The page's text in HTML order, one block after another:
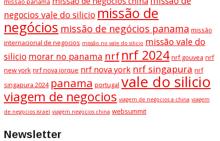
negocios vale do silicio missão de
negócios missão de negócios panama missão
internacional de negocios missão no vale do silicio missão vale do
silicio morar no panama nrf nrf 2024 nrf gouvea nrf
new york nrf nova iorque nrf nova york nrf singapura nrf
singapura 2024 panama portugal vale do silicio
viagem de negocios viagem de negocios a china viagem
de negocios israel viagem negocios china websummit
Newsletter